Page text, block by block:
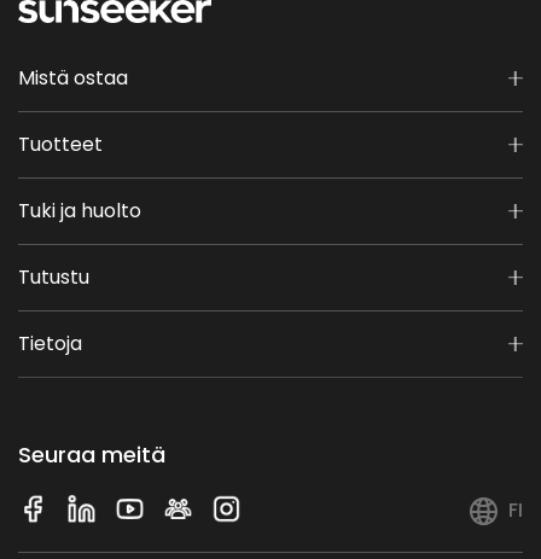
Mistä ostaa
Tuotteet
Tuki ja huolto
Tutustu
Tietoja
Seuraa meitä
FI